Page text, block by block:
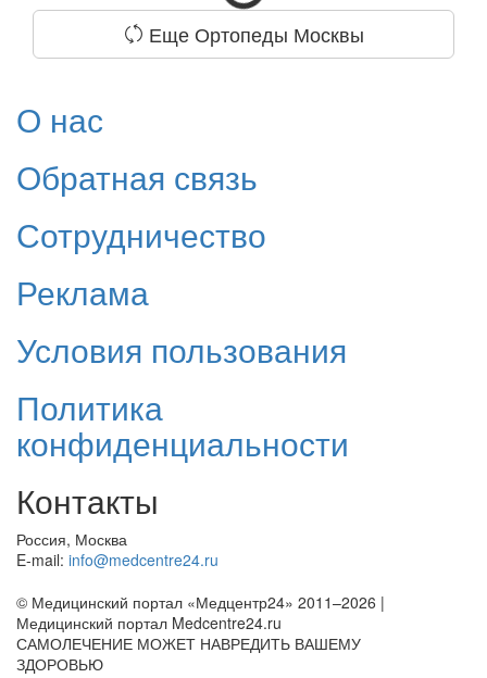
Еще Ортопеды Москвы
О нас
Обратная связь
Сотрудничество
Реклама
Условия пользования
Политика
конфиденциальности
Контакты
Россия, Москва
E-mail: info@medcentre24.ru
© Медицинский портал «Медцентр24» 2011–2026 |
Медицинский портал Medcentre24.ru
САМОЛЕЧЕНИЕ МОЖЕТ НАВРЕДИТЬ ВАШЕМУ
ЗДОРОВЬЮ